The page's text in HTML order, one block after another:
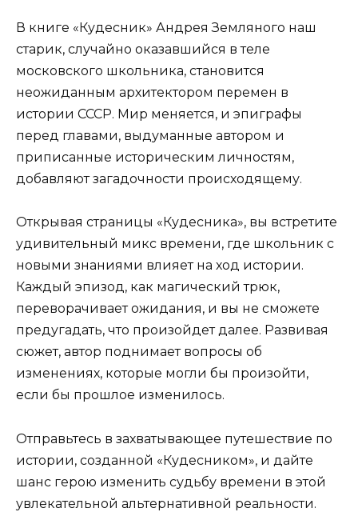
В книге «Кудесник» Андрея Земляного наш
старик, случайно оказавшийся в теле
московского школьника, становится
неожиданным архитектором перемен в
истории СССР. Мир меняется, и эпиграфы
перед главами, выдуманные автором и
приписанные историческим личностям,
добавляют загадочности происходящему.
Открывая страницы «Кудесника», вы встретите
удивительный микс времени, где школьник с
новыми знаниями влияет на ход истории.
Каждый эпизод, как магический трюк,
переворачивает ожидания, и вы не сможете
предугадать, что произойдет далее. Развивая
сюжет, автор поднимает вопросы об
изменениях, которые могли бы произойти,
если бы прошлое изменилось.
Отправьтесь в захватывающее путешествие по
истории, созданной «Кудесником», и дайте
шанс герою изменить судьбу времени в этой
увлекательной альтернативной реальности.